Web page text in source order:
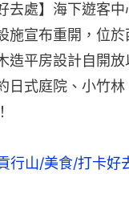
去處】海下遊客
施宣布重開，位
造平房設計自開
日式庭院、小竹
行山/美食/打卡